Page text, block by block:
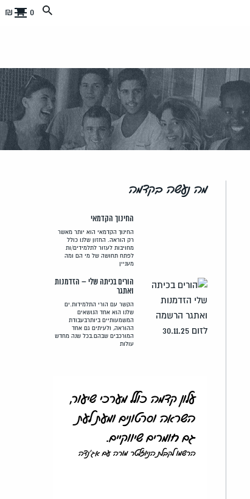
0 ₪
מה נעשה בקדמה
החינוך הקדמאי
החינוך הקדמאי הוא יותר מאשר
רק הוראה. החזון שלנו כולל
מחויבות לעזור לתלמידים/ות
לפתח תחושה של מי הם ומה
מעניין
הורים בכיתה שלי – הזדמנות
ואתגר
הקשר עם הורי התלמידות.ים
שלנו הוא אחד הנושאים
המשמעותיים ביותרבעבודת
ההוראה, ולעיתים גם אחד
המורכבים שבהם.בכל שנה מחדש
עולות
עלון קדמה כולל מערכי שיעור,
השראה וסרטונים ומעת לעת
גם חומרים שיווקיים.
הרשמו לקבלת הניוזלטר מורה עם אג'נדה